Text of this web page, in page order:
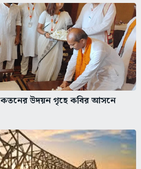
উদয়ন গৃহে কবির আসনে